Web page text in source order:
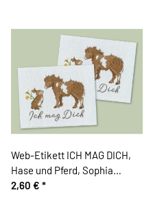
Web-Etikett ICH MAG DICH,
Hase und Pferd, Sophia
Drescher, Acufactum
2,60 € *